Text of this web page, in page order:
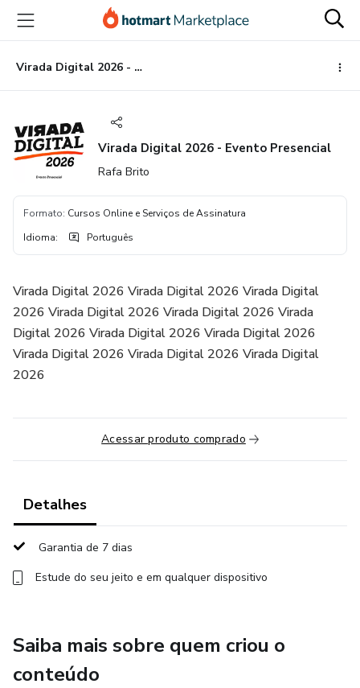
para
conteúdo
principal
para
pagamento
para
rodapé
Virada Digital 2026 - Evento Presencial
Virada Digital 2026 - Evento Presencial
Rafa Brito
Formato: Cursos Online e Serviços de Assinatura
Idioma: Português
Virada Digital 2026 Virada Digital 2026 Virada Digital
2026 Virada Digital 2026 Virada Digital 2026 Virada
Digital 2026 Virada Digital 2026 Virada Digital 2026
Virada Digital 2026 Virada Digital 2026 Virada Digital
2026
Acessar produto comprado
Detalhes
Garantia de 7 dias
Estude do seu jeito e em qualquer dispositivo
Saiba mais sobre quem criou o
conteúdo